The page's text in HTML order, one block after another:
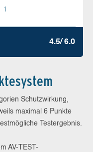
1
4.5/ 6.0
Schutzwirkung,
maximal 6 Punkte
Testergebnis.
AV-TEST-